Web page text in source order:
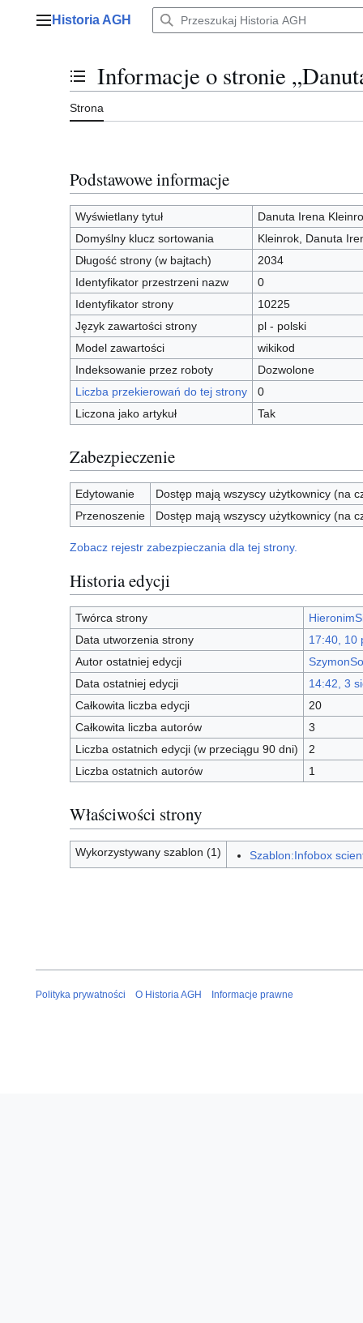
Menu główne
Historia AGH
Przełącz stan spisu treści
Informacje o stronie
Strona
Podstawowe informacje
Wyświetlany tytuł
Danuta Irena
Domyślny klucz sortowania
Kleinrok, Danuta
Długość strony (w bajtach)
2034
Identyfikator przestrzeni nazw
0
Identyfikator strony
10225
Język zawartości strony
pl - polski
Model zawartości
wikikod
Indeksowanie przez roboty
Dozwolone
Liczba przekierowań do tej strony
0
Liczona jako artykuł
Tak
Zabezpieczenie
Edytowanie
Dostęp mają wszyscy użytkownicy (na
Przenoszenie
Dostęp mają wszyscy użytkownicy (na
Zobacz rejestr zabezpieczania dla tej strony.
Historia edycji
Twórca strony
Data utworzenia strony
17:40, 10
Autor ostatniej edycji
Data ostatniej edycji
14:42, 3
Całkowita liczba edycji
20
Całkowita liczba autorów
3
Liczba ostatnich edycji (w przeciągu 90 dni)
2
Liczba ostatnich autorów
1
Właściwości strony
Wykorzystywany szablon (1) Szablon:Infobox
Polityka prywatności O Historia AGH Informacje prawne